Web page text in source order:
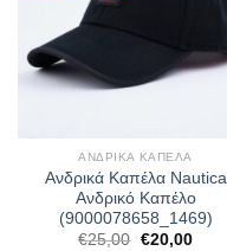
ΑΝΔΡΙΚΆ ΚΑΠΈΛΑ
Ανδρικά Καπέλα Nautica
Ανδρικό Καπέλο
(9000078658_1469)
€25,00 Original
€20,00Η